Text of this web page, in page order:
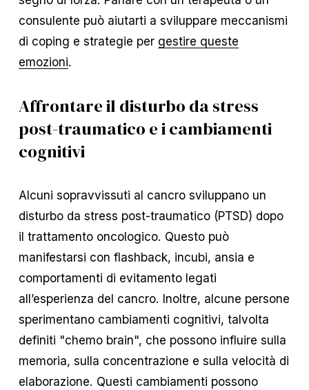
consulente può aiutarti a sviluppare meccanismi
di coping e strategie per gestire queste
emozioni.
Affrontare il disturbo da stress
post-traumatico e i cambiamenti
cognitivi
Alcuni sopravvissuti al cancro sviluppano un
disturbo da stress post-traumatico (PTSD) dopo
il trattamento oncologico. Questo può
manifestarsi con flashback, incubi, ansia e
comportamenti di evitamento legati
all’esperienza del cancro. Inoltre, alcune persone
sperimentano cambiamenti cognitivi, talvolta
definiti "chemo brain", che possono influire sulla
memoria, sulla concentrazione e sulla velocità di
elaborazione. Questi cambiamenti possono